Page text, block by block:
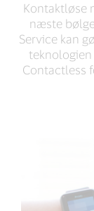
Kontaktløse
næste
Service kan
teknologien
Contactless